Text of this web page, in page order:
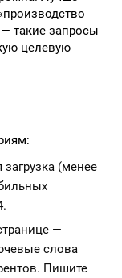
такие запросы
целевую
загрузка (менее
—
слова
Пишите